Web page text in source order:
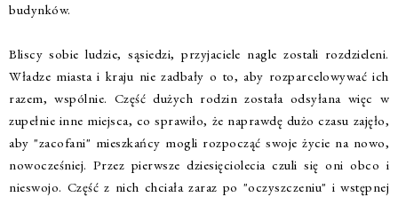
budynków.
Bliscy sobie ludzie, sąsiedzi, przyjaciele nagle zostali rozdzieleni.
Władze miasta i kraju nie zadbały o to, aby rozparcelowywać ich
razem, wspólnie. Część dużych rodzin została odsyłana więc w
zupełnie inne miejsca, co sprawiło, że naprawdę dużo czasu zajęło,
aby "zacofani" mieszkańcy mogli rozpocząć swoje życie na nowo,
nowocześniej. Przez pierwsze dziesięciolecia czuli się oni obco i
nieswojo. Część z nich chciała zaraz po "oczyszczeniu" i wstępnej